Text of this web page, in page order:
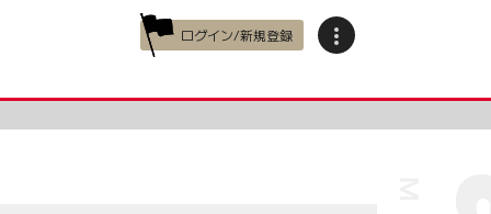
ログイン/新規登録